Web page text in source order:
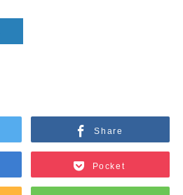
Share
Pocket